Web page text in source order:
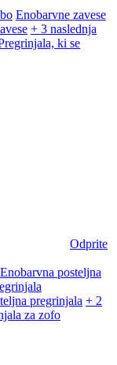
Enobarvne zavese
+ 3 naslednja
ki se
Odprite
Enobarvna posteljna
pregrinjala + 2
za zofo